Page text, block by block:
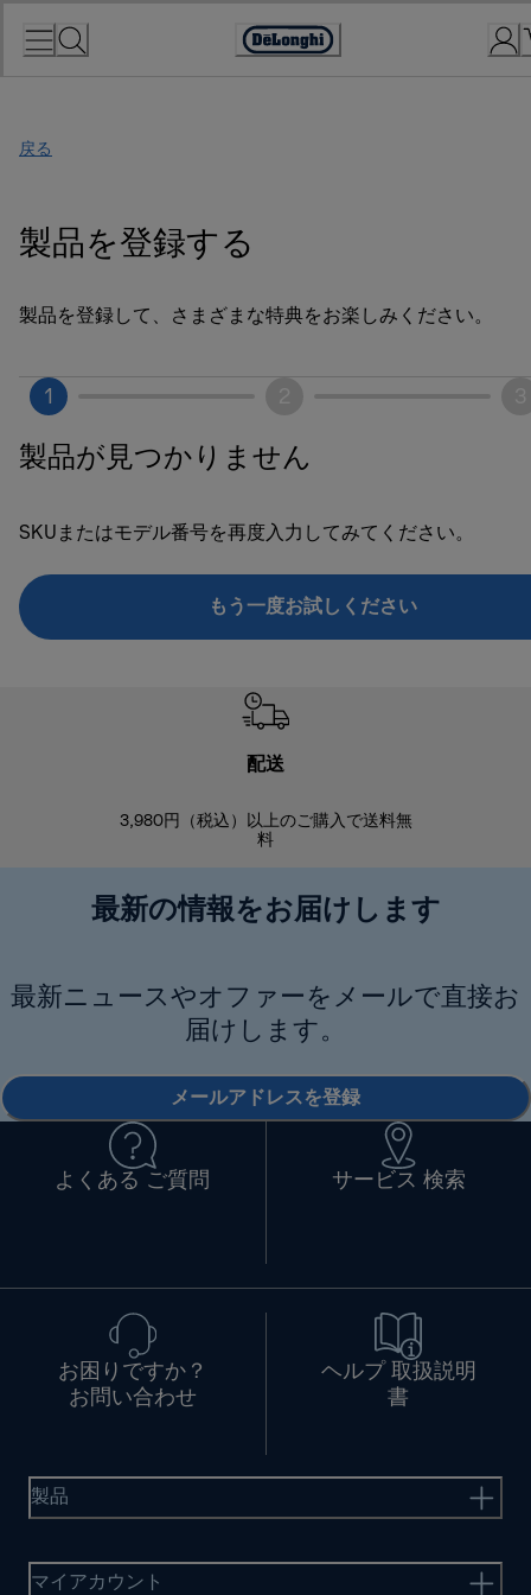
Accessibility
戻る
製品を登録する
製品を登録して、さまざまな特典をお楽しみください。
1
製品が見つかりません
SKUまたはモデル番号を再度入力してみてください。
もう一度お試しください
配送
3,980円（税込）以上のご購入で送料無
料
最新の情報をお届けします
最新ニュースやオファーをメールで直接お
届けします。
メールアドレスを登録
よくある ご質問 サービス 検索
お困りですか？
お問い合わせ
ヘルプ 取扱説明
書
製品
マイアカウント